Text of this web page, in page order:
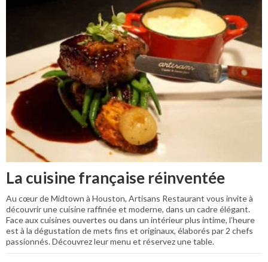
La cuisine française réinventée
Au cœur de Midtown à Houston, Artisans Restaurant vous invite à
découvrir une cuisine raffinée et moderne, dans un cadre élégant.
Face aux cuisines ouvertes ou dans un intérieur plus intime, l’heure
est à la dégustation de mets fins et originaux, élaborés par 2 chefs
passionnés. Découvrez leur menu et réservez une table.